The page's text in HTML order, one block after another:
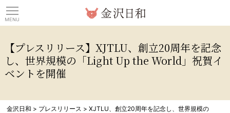
【プレスリリース】XJTLU、創立20周年を記念
し、世界規模の「Light Up the World」祝賀イ
ベントを開催
金沢日和 > プレスリリース >XJTLU、創立20周年を記念し、世界規模の